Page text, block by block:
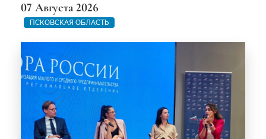
07 Августа 2026
ПСКОВСКАЯ ОБЛАСТЬ